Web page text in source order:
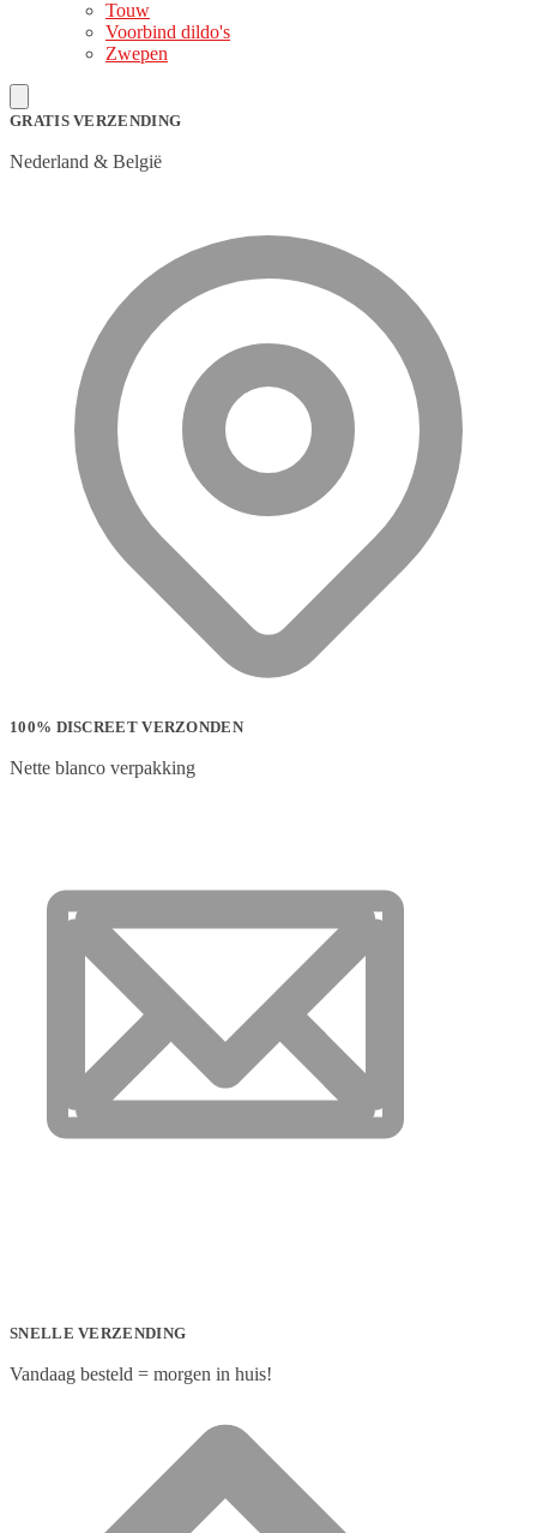
Touw
Voorbind dildo's
Zwepen
GRATIS VERZENDING
Nederland & België
100% DISCREET VERZONDEN
Nette blanco verpakking
SNELLE VERZENDING
Vandaag besteld = morgen in huis!